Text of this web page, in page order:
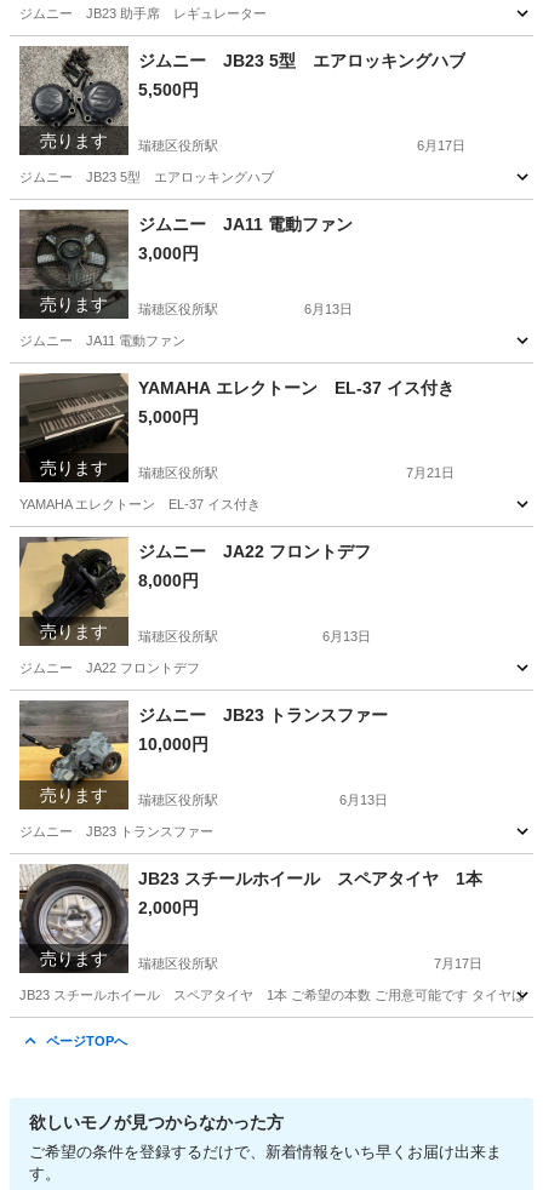
ジムニー JB23 助手席 レギュレーター
愛知 名古屋市 パーツ レギュレーター
売ります
ジムニー JB23 5型 エアロッキングハブ
5,500円
瑞穂区役所駅 6月17日
ジムニー JB23 5型 エアロッキングハブ
愛知 名古屋市 その他
売ります
ジムニー JA11 電動ファン
3,000円
瑞穂区役所駅 6月13日
ジムニー JA11 電動ファン
愛知 名古屋市
売ります
YAMAHA エレクトーン EL-37 イス付き
5,000円
瑞穂区役所駅 7月21日
YAMAHA エレクトーン EL-37 イス付き
愛知 名古屋市 電子楽器
売ります
ジムニー JA22 フロントデフ
8,000円
瑞穂区役所駅 6月13日
ジムニー JA22 フロントデフ
愛知 名古屋市 パーツ
売ります
ジムニー JB23 トランスファー
10,000円
瑞穂区役所駅 6月13日
ジムニー JB23 トランスファー
愛知 名古屋市 瑞穂区役所駅 パーツ トランスファー
売ります
JB23 スチールホイール スペアタイヤ 1本
2,000円
瑞穂区役所駅 7月17日
JB23 スチールホイール スペアタイヤ 1本 ご希望の本数 ご用意可能です タイヤは古
ページTOPへ
欲しいモノが見つからなかった方
ご希望の条件を登録するだけで、新着情報をいち早くお届け出来ま
す。